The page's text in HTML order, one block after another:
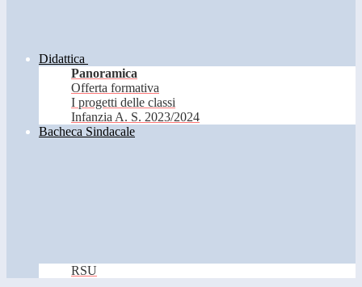
Didattica
Panoramica
Offerta formativa
I progetti delle classi
Infanzia A. S. 2023/2024
Bacheca Sindacale
RSU